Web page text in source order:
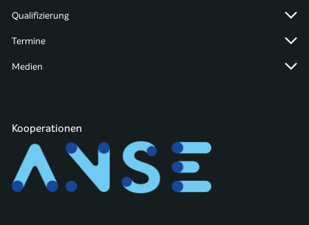
Qualifizierung
Termine
Medien
Kooperationen